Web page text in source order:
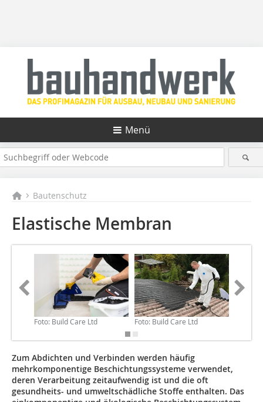
Menü
Bautenschutz
Elastische Membran
Foto: Build Care Ltd Foto: Build Care Ltd
Zum Abdichten und Verbinden werden häufig
mehrkomponentige Beschichtungssysteme verwendet,
deren Verarbeitung zeitaufwendig ist und die oft
gesundheits- und umweltschädliche Stoffe enthalten. Das